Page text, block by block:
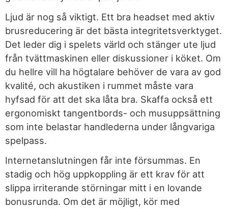
Ljud är nog så viktigt. Ett bra headset med aktiv
brusreducering är det bästa integritetsverktyget.
Det leder dig i spelets värld och stänger ute ljud
från tvättmaskinen eller diskussioner i köket. Om
du hellre vill ha högtalare behöver de vara av god
kvalité, och akustiken i rummet måste vara
hyfsad för att det ska låta bra. Skaffa också ett
ergonomiskt tangentbords- och musuppsättning
som inte belastar handlederna under långvariga
spelpass.
Internetanslutningen får inte försummas. En
stadig och hög uppkoppling är ett krav för att
slippa irriterande störningar mitt i en lovande
bonusrunda. Om det är möjligt, kör med